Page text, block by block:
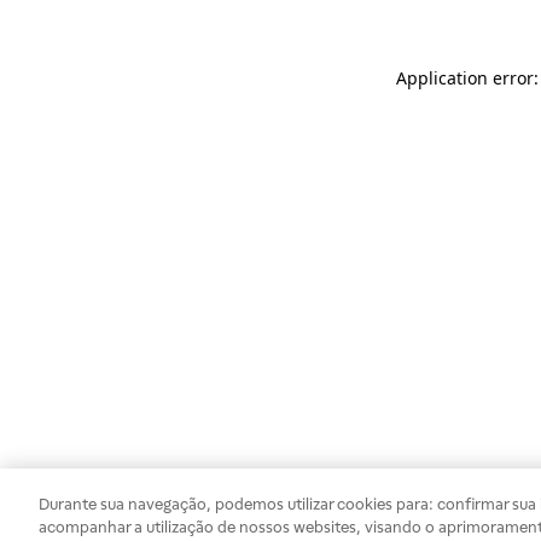
Application
Durante sua navegação, podemos utilizar cookies para: confirmar
acompanhar a utilização de nossos websites, visando o